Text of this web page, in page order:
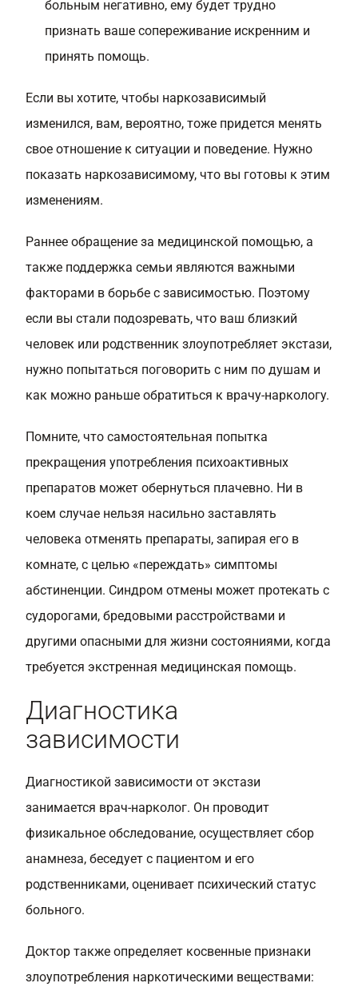
больным негативно, ему будет трудно
признать ваше сопереживание искренним и
принять помощь.
Если вы хотите, чтобы наркозависимый
изменился, вам, вероятно, тоже придется менять
свое отношение к ситуации и поведение. Нужно
показать наркозависимому, что вы готовы к этим
изменениям.
Раннее обращение за медицинской помощью, а
также поддержка семьи являются важными
факторами в борьбе с зависимостью. Поэтому
если вы стали подозревать, что ваш близкий
человек или родственник злоупотребляет экстази,
нужно попытаться поговорить с ним по душам и
как можно раньше обратиться к врачу-наркологу.
Помните, что самостоятельная попытка
прекращения употребления психоактивных
препаратов может обернуться плачевно. Ни в
коем случае нельзя насильно заставлять
человека отменять препараты, запирая его в
комнате, с целью «переждать» симптомы
абстиненции. Синдром отмены может протекать с
судорогами, бредовыми расстройствами и
другими опасными для жизни состояниями, когда
требуется экстренная медицинская помощь.
Диагностика
зависимости
Диагностикой зависимости от экстази
занимается врач-нарколог. Он проводит
физикальное обследование, осуществляет сбор
анамнеза, беседует с пациентом и его
родственниками, оценивает психический статус
больного.
Доктор также определяет косвенные признаки
злоупотребления наркотическими веществами: